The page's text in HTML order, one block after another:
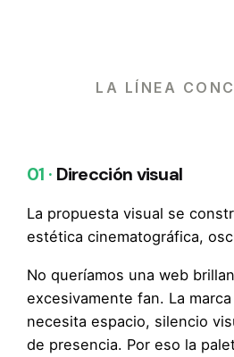
LA LÍNEA
01 · Dirección visual
La propuesta visual se
estética cinematográfica,
No queríamos una web
excesivamente fan. La
necesita espacio, silencio
de presencia. Por eso la